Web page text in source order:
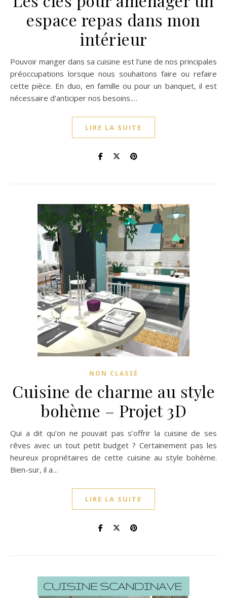
espace repas dans mon
intérieur
Pouvoir manger dans sa cuisine est l’une de nos principales
préoccupations lorsque nous souhaitons faire ou refaire
cette pièce. En duo, en famille ou pour un banquet, il est
nécessaire d’anticiper nos besoins.…
LIRE LA SUITE
NON CLASSÉ
Cuisine de charme au style
bohème – Projet 3D
Qui a dit qu’on ne pouvait pas s’offrir la cuisine de ses
rêves avec un tout petit budget ? Certainement pas les
heureux propriétaires de cette cuisine au style bohème.
Bien-sur, il a…
LIRE LA SUITE